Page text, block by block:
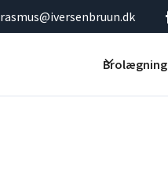
rasmus@iversenbruun.dk
Brolægning